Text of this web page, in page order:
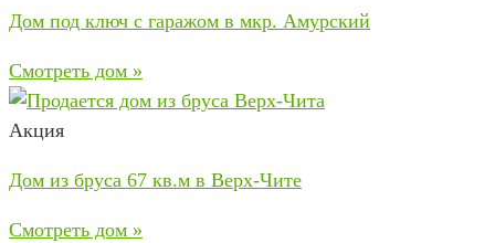
Дом под ключ с гаражом в мкр. Амурский
Смотреть дом »
Акция
Дом из бруса 67 кв.м в Верх-Чите
Смотреть дом »